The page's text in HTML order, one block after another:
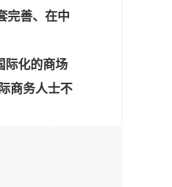
完善、在中
际化的商场
商务人士不